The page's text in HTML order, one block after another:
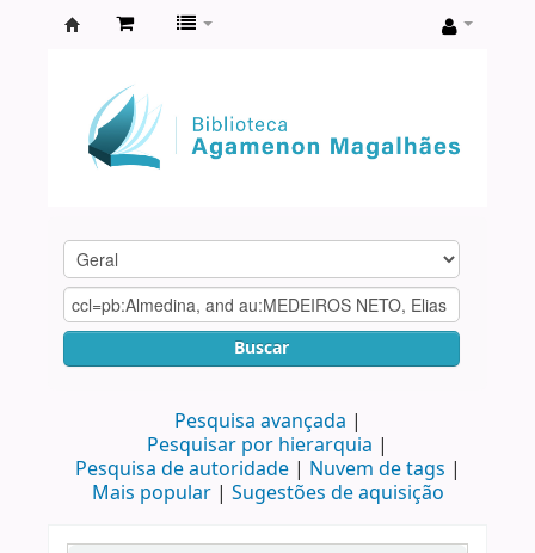
Agamenon
Magalhães
Buscar
Pesquisa avançada
Pesquisar por hierarquia
Pesquisa de autoridade
Nuvem de tags
Mais popular
Sugestões de aquisição